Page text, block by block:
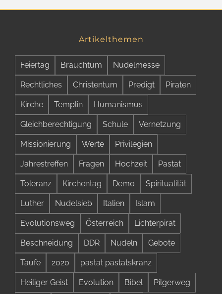
Artikelthemen
Feiertag Brauchtum Nudelmesse
Rechtliches Christentum Predigt Piraten
Kirche Templin Humanismus
Gleichberechtigung Schule Vernetzung
Missionierung Werte Privilegien
Jahrestreffen Fragen Hochzeit Pastat
Toleranz Kirchentag Demo Spiritualität
Luther Nudelsieb Italien Islam
Evolutionsweg Österreich Lichterpirat
Beschneidung DDR Nudeln Gebote
Taufe 2020 pastat pastatskranz
Heiliger Geist Evolution Bibel Pilgerweg